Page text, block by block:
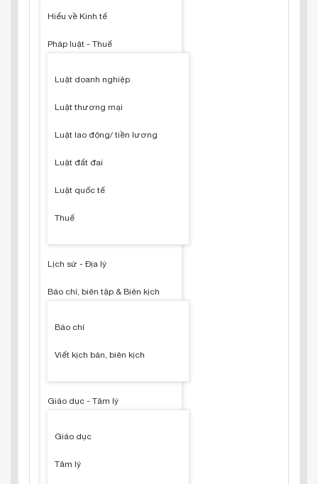
Hiểu về Kinh tế
Pháp luật - Thuế
Luật doanh nghiệp
Luật thương mại
Luật lao động/ tiền lương
Luật đất đai
Luật quốc tế
Thuế
Lịch sử - Địa lý
Báo chí, biên tập & Biên kịch
Báo chí
Viết kịch bản, biên kịch
Giáo dục - Tâm lý
Giáo dục
Tâm lý